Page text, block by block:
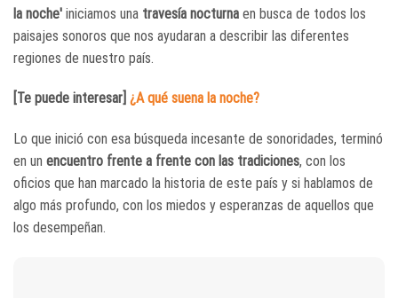
la noche' iniciamos una travesía nocturna en busca de todos los
paisajes sonoros que nos ayudaran a describir las diferentes
regiones de nuestro país.
[Te puede interesar] ¿A qué suena la noche?
Lo que inició con esa búsqueda incesante de sonoridades, terminó
en un encuentro frente a frente con las tradiciones, con los
oficios que han marcado la historia de este país y si hablamos de
algo más profundo, con los miedos y esperanzas de aquellos que
los desempeñan.